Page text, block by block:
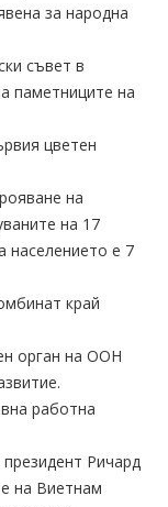
за народна
съвет в
паметниците на
цветен
на
на 17
населението е 7
край
орган на ООН
работна
Ричард
на Виетнам